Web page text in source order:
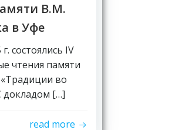
В.М.
в Уфе
состоялись IV
чтения памяти
во
докладом […]
read more